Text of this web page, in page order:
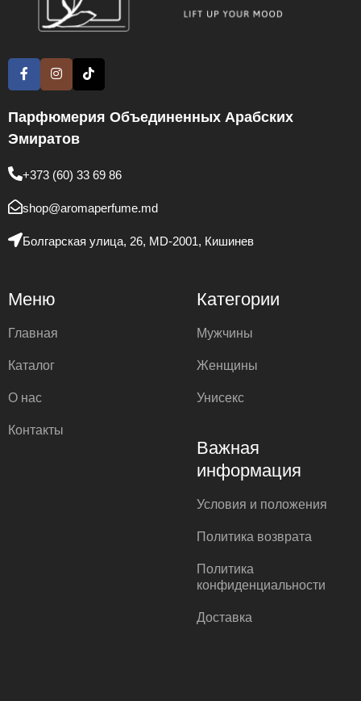
Парфюмерия Объединенных Арабских
Эмиратов
+373 (60) 33 69 86
shop@aromaperfume.md
Болгарская улица, 26, MD-2001, Кишинев
Меню
Главная
Каталог
О нас
Контакты
Категории
Мужчины
Женщины
Унисекс
Важная
информация
Условия и положения
Политика возврата
Политика
конфиденциальности
Доставка